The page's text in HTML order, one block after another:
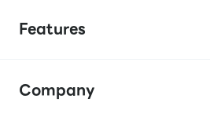
Features
Company